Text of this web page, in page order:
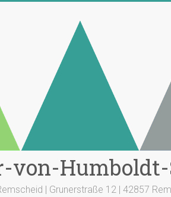
von-
| Grunerstraße 12 | 42857